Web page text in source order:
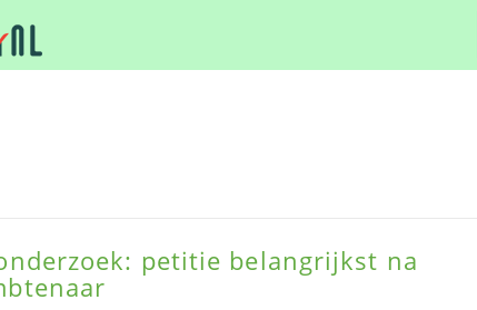
petitie belangrijkst na